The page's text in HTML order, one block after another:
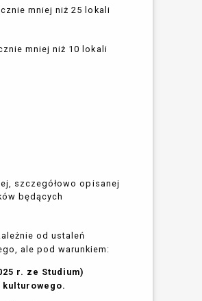
mniej niż 25 lokali
mniej niż 10 lokali
szczegółowo opisanej
będących
od ustaleń
ale pod warunkiem:
r. ze Studium)